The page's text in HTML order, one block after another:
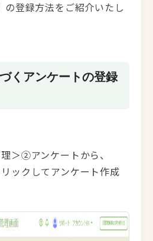
の登録方法をご紹介いたし
くアンケートの登録
＞②アンケートから、
ックしてアンケート作成